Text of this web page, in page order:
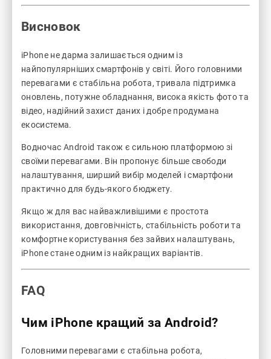
Висновок
iPhone не дарма залишається одним із
найпопулярніших смартфонів у світі. Його головними
перевагами є стабільна робота, тривала підтримка
оновлень, потужне обладнання, висока якість фото та
відео, надійний захист даних і добре продумана
екосистема.
Водночас Android також є сильною платформою зі
своїми перевагами. Він пропонує більше свободи
налаштування, ширший вибір моделей і смартфони
практично для будь-якого бюджету.
Якщо ж для вас найважливішими є простота
використання, довговічність, стабільність роботи та
комфортне користування без зайвих налаштувань,
iPhone стане одним із найкращих варіантів.
FAQ
Чим iPhone кращий за Android?
Головними перевагами є стабільна робота,